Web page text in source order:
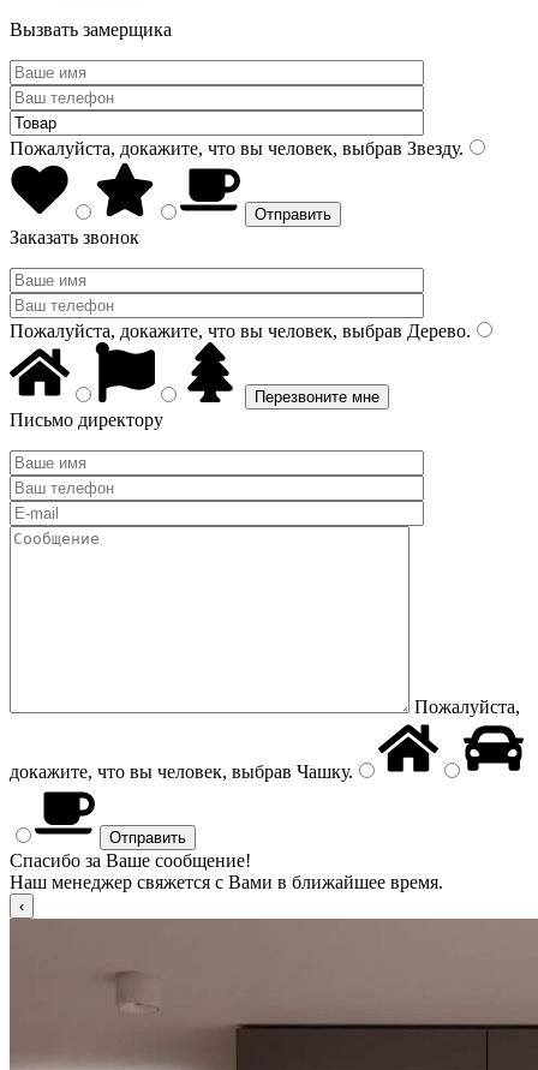
Вызвать замерщика
Пожалуйста, докажите, что вы человек, выбрав Звезду.
Заказать звонок
Пожалуйста, докажите, что вы человек, выбрав Дерево.
Письмо директору
Пожалуйста,
докажите, что вы человек, выбрав Чашку.
Спасибо за Ваше сообщение!
Наш менеджер свяжется с Вами в ближайшее время.